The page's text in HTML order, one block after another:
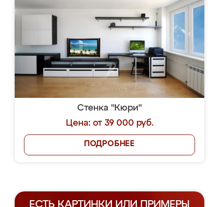
Стенка "Кюри"
Цена: от 39 000 руб.
ПОДРОБНЕЕ
ЕСТЬ КАРТИНКИ ИЛИ ПРИМЕРЫ